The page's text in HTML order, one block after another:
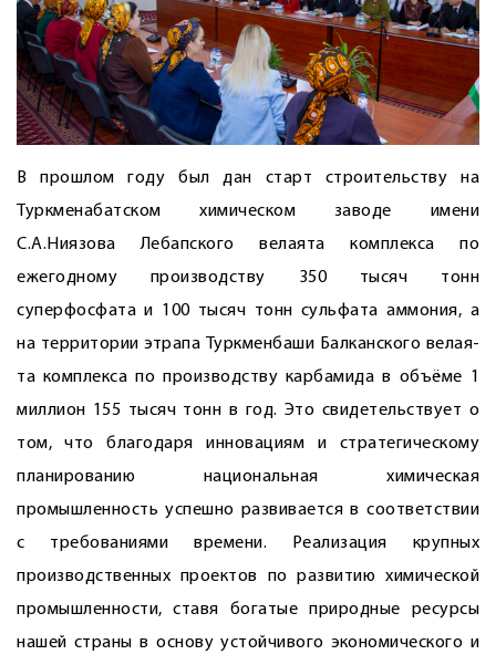
В прошлом году был дан старт строительству на
Туркменабатском химическом заводе имени
С.А.Ниязова Лебапского велая­та комплекса по
ежегодному производству 350 тысяч тонн
суперфосфата и 100 тысяч тонн сульфата аммония, а
на территории этрапа Туркменбаши Балканского велая­
та комплекса по производству карбамида в объёме 1
миллион 155 тысяч тонн в год. Это свидетельствует о
том, что благодаря инновациям и стратегическому
планированию национальная химическая
промышленность успешно развивается в соответствии
с требованиями времени. Реализация крупных
производственных проектов по развитию химической
промышленности, ставя богатые природные ресурсы
нашей страны в основу устойчивого экономического и